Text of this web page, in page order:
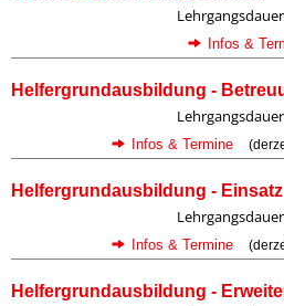
Infos &
Helfergrundausbildung -
Infos & Termine
Helfergrundausbildung - Einsatz
Infos & Termine
Helfergrundausbildung -